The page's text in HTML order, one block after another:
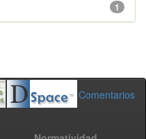
1
Comentarios